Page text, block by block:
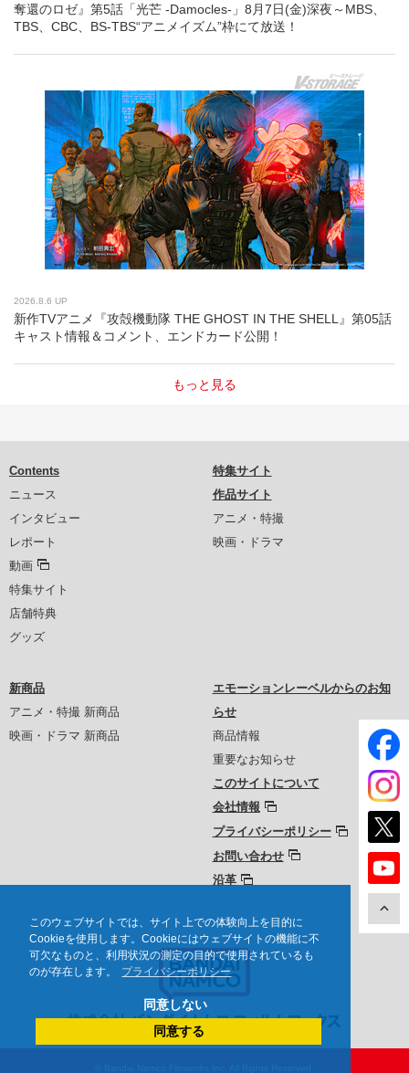
このウェブサイトでは、サイト上での体験向上を目的に
Cookieを使用します。Cookieにはウェブサイトの機能に不
可欠なものと、利用状況の測定の目的で使用されているも
のが存在します。
プライバシーポリシー
同意しない
同意する
奪還のロゼ』第5話「光芒 -Damocles-」8月7日(金)深夜～MBS、
TBS、CBC、BS-TBS“アニメイズム”枠にて放送！
2026.8.6 UP
新作TVアニメ『攻殻機動隊 THE GHOST IN THE SHELL』第05話
キャスト情報＆コメント、エンドカード公開！
もっと見る
Contents
ニュース
インタビュー
レポート
動画
特集サイト
店舗特典
グッズ
特集サイト
作品サイト
アニメ・特撮
映画・ドラマ
新商品
アニメ・特撮 新商品
映画・ドラマ 新商品
エモーションレーベルからのお知
らせ
商品情報
重要なお知らせ
このサイトについて
会社情報
プライバシーポリシー
お問い合わせ
沿革
© Bandai Namco Filmworks Inc. All Rights Reserved.